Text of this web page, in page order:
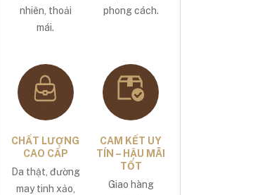
nhiên, thoải
mái.
phong cách.
CHẤT LƯỢNG
CAO CẤP
Da thật, đường
may tinh xảo,
CAM KẾT UY
TÍN – HẬU MÃI
TỐT
Giao hàng